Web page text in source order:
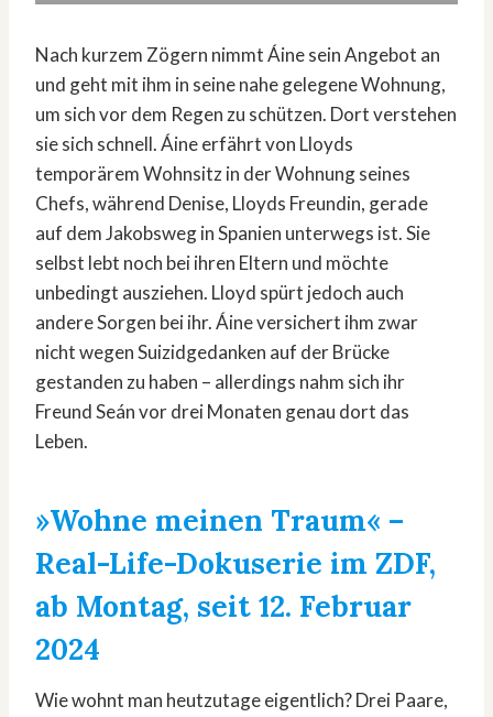
Nach kurzem Zögern nimmt Áine sein Angebot an
und geht mit ihm in seine nahe gelegene Wohnung,
um sich vor dem Regen zu schützen. Dort verstehen
sie sich schnell. Áine erfährt von Lloyds
temporärem Wohnsitz in der Wohnung seines
Chefs, während Denise, Lloyds Freundin, gerade
auf dem Jakobsweg in Spanien unterwegs ist. Sie
selbst lebt noch bei ihren Eltern und möchte
unbedingt ausziehen. Lloyd spürt jedoch auch
andere Sorgen bei ihr. Áine versichert ihm zwar
nicht wegen Suizidgedanken auf der Brücke
gestanden zu haben – allerdings nahm sich ihr
Freund Seán vor drei Monaten genau dort das
Leben.
»Wohne meinen Traum« –
Real-Life-Dokuserie im ZDF,
ab Montag, seit 12. Februar
2024
Wie wohnt man heutzutage eigentlich? Drei Paare,